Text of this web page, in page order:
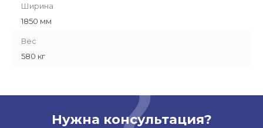
Ширина
1850 мм
Вес
580 кг
Нужна консультация?